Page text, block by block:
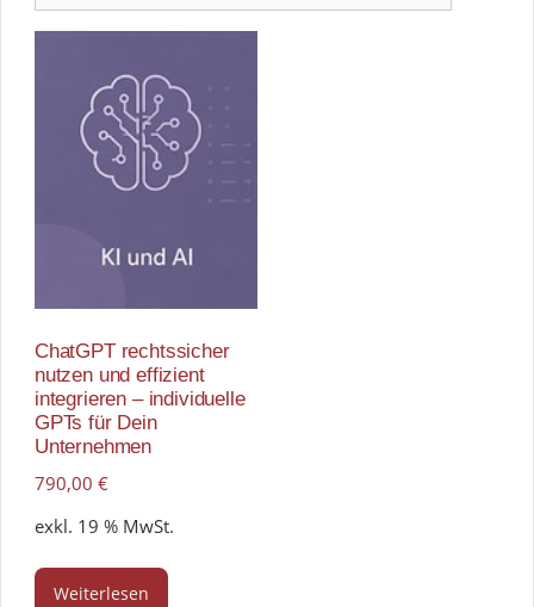
ChatGPT rechtssicher
nutzen und effizient
integrieren – individuelle
GPTs für Dein
Unternehmen
790,00 €
exkl. 19 % MwSt.
Weiterlesen